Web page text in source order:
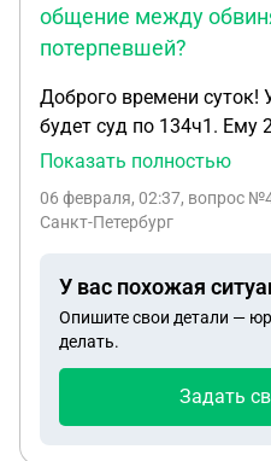
общение между
потерпевшей?
Доброго времени суток!
будет суд по 134ч1. Ему
вину признал, все было
участвую, но всё знаю и
что им не стоит
дальнейшем, и родители
кто в курсе. Но они
несколько месяцев
же вообще
Показать полностью
06 февраля, 02:37, вопрос
Санкт-Петербург
У вас похожая
Опишите свои детали —
делать.
Задать